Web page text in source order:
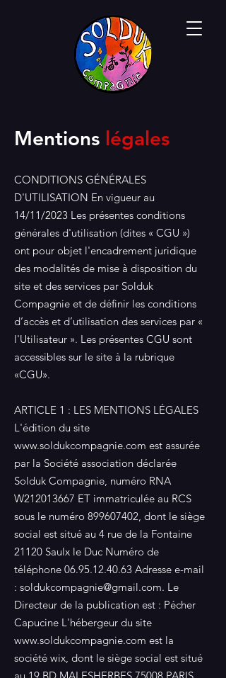
Mentions légales
CONDITIONS GÉNÉRALES
D'UTILISATION En vigueur au
14/11/2023 Les présentes conditions
générales d'utilisation (dites « CGU »)
ont pour objet l'encadrement juridique
des modalités de mise à disposition du
site et des services par Solduk
Compagnie et de définir les conditions
d’accès et d’utilisation des services par «
l'Utilisateur ». Les présentes CGU sont
accessibles sur le site à la rubrique
«CGU».
ARTICLE 1 : LES MENTIONS LÉGALES
L'édition du site
www.soldukcompagnie.com est assurée
par la Société association déclarée
Solduk Compagnie, numéro RNA
W212013667 ET immatriculée au RCS
sous le numéro 899607402, dont le siège
social est situé au 4 rue de la Fontaine
21120 Saulx le Duc Numéro de
téléphone 06.95.12.40.63 Adresse e-mail
: soldukcompagnie@gmail.com. Le
Directeur de la publication est : Pécher
Capucine L'hébergeur du site
www.soldukcompagnie.com est la
société wix, dont le siège social est situé